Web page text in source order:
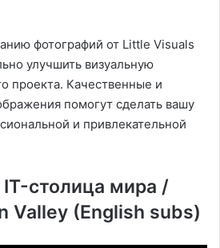
фотографий от Little Visuals
улучшить визуальную
проекта. Качественные и
помогут сделать вашу
и привлекательной
IT-столица мира /
Valley (English subs)